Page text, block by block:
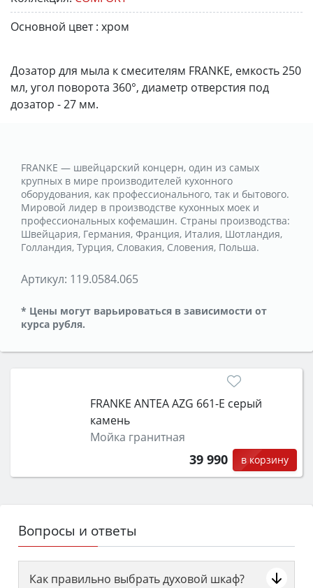
Основной цвет : хром
Дозатор для мыла к смесителям FRANKE, емкость 250
мл, угол поворота 360°, диаметр отверстия под
дозатор - 27 мм.
FRANKE — швейцарский концерн, один из самых
крупных в мире производителей кухонного
оборудования, как профессионального, так и бытового.
Мировой лидер в производстве кухонных моек и
профессиональных кофемашин. Страны производства:
Швейцария, Германия, Франция, Италия, Шотландия,
Голландия, Турция, Словакия, Словения, Польша.
Артикул: 119.0584.065
* Цены могут варьироваться в зависимости от
курса рубля.
FRANKE ANTEA AZG 661-E серый
камень
Мойка гранитная
39 990 в корзину
Вопросы и ответы
Как правильно выбрать духовой шкаф?